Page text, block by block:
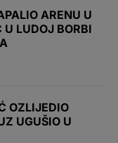
ARENU U
U LUDOJ BORBI
OZLIJEDIO
UGUŠIO U